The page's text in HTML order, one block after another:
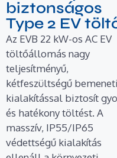
biztonságos
Type 2 EV
Az EVB 22 kW-os AC EV
töltőállomás nagy
teljesítményű,
kétfeszültségű bemeneti
kialakítással biztosít
és hatékony töltést. A
masszív, IP55/IP65
védettségű kialakítás